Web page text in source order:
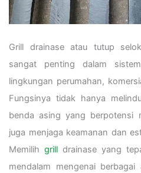
Grill drainase atau tutup
sangat penting dalam
lingkungan perumahan,
Fungsinya tidak hanya
benda asing yang berpotensi
juga menjaga keamanan dan
Memilih grill drainase yang
mendalam mengenai